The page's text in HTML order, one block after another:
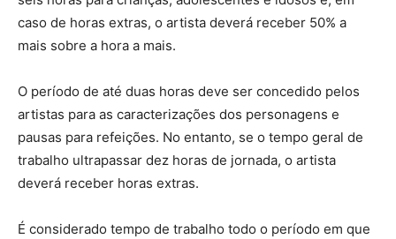
caso de horas extras, o artista deverá receber 50% a
mais sobre a hora a mais.
O período de até duas horas deve ser concedido pelos
artistas para as caracterizações dos personagens e
pausas para refeições. No entanto, se o tempo geral de
trabalho ultrapassar dez horas de jornada, o artista
deverá receber horas extras.
É considerado tempo de trabalho todo o período em que